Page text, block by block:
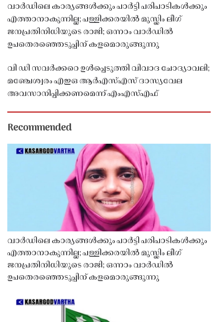
വാർഡിലെ കാര്യങ്ങൾക്കും പാർട്ടി പരിപാടികൾക്കും
എത്താനാകുന്നില്ല; പള്ളിക്കരയിൽ മുസ്ലിം ലീഗ്
ജനപ്രതിനിധിയുടെ രാജി; ഒന്നാം വാർഡിൽ
ഉപതെരഞ്ഞെടുപ്പിന് കളമൊരുങ്ങുന്നു
വി ഡി സവർക്കറെ ഉൾപ്പെടുത്തി വിവാദ ചോദ്യാവലി;
മഞ്ചേശ്വരം എഇഒ ആർഎസ്എസ് ദാസ്യവേല
അവസാനിപ്പിക്കണമെന്ന് എംഎസ്എഫ്
Recommended
വാർഡിലെ കാര്യങ്ങൾക്കും പാർട്ടി പരിപാടികൾക്കും
എത്താനാകുന്നില്ല; പള്ളിക്കരയിൽ മുസ്ലിം ലീഗ്
ജനപ്രതിനിധിയുടെ രാജി; ഒന്നാം വാർഡിൽ
ഉപതെരഞ്ഞെടുപ്പിന് കളമൊരുങ്ങുന്നു